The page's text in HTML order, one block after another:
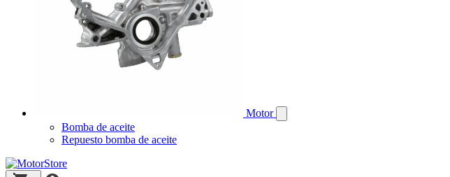
Motor
Bomba de aceite
Repuesto bomba de aceite